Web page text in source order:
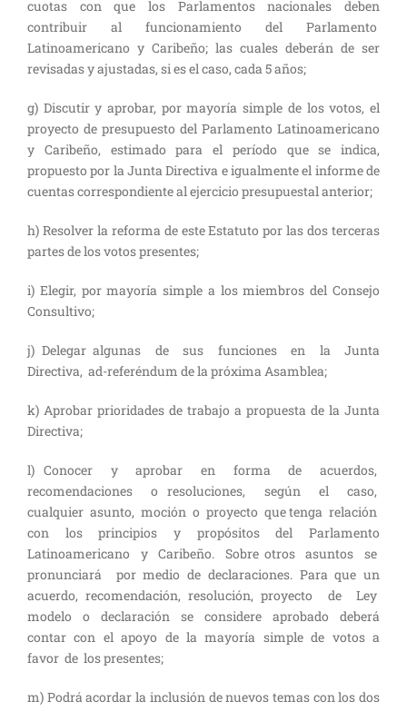
cuotas con que los Parlamentos nacionales deben
contribuir al funcionamiento del Parlamento
Latinoamericano y Caribeño; las cuales deberán de ser
revisadas y ajustadas, si es el caso, cada 5 años;
g) Discutir y aprobar, por mayoría simple de los votos, el
proyecto de presupuesto del Parlamento Latinoamericano
y Caribeño, estimado para el período que se indica,
propuesto por la Junta Directiva e igualmente el informe de
cuentas correspondiente al ejercicio presupuestal anterior;
h) Resolver la reforma de este Estatuto por las dos terceras
partes de los votos presentes;
i) Elegir, por mayoría simple a los miembros del Consejo
Consultivo;
j) Delegar algunas de sus funciones en la Junta
Directiva, ad-referéndum de la próxima Asamblea;
k) Aprobar prioridades de trabajo a propuesta de la Junta
Directiva;
l) Conocer y aprobar en forma de acuerdos,
recomendaciones o resoluciones, según el caso,
cualquier asunto, moción o proyecto que tenga relación
con los principios y propósitos del Parlamento
Latinoamericano y Caribeño. Sobre otros asuntos se
pronunciará por medio de declaraciones. Para que un
acuerdo, recomendación, resolución, proyecto de Ley
modelo o declaración se considere aprobado deberá
contar con el apoyo de la mayoría simple de votos a
favor de los presentes;
m) Podrá acordar la inclusión de nuevos temas con los dos